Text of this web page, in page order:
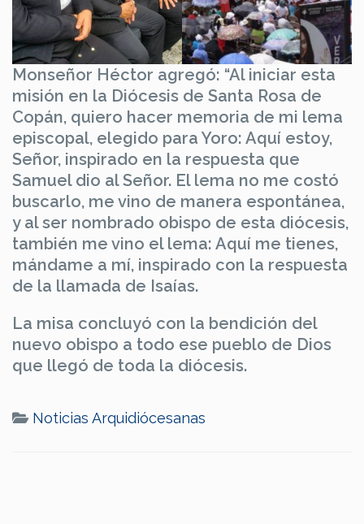
Monseñor Héctor agregó: “Al iniciar esta
misión en la Diócesis de Santa Rosa de
Copán, quiero hacer memoria de mi lema
episcopal, elegido para Yoro: Aquí estoy,
Señor, inspirado en la respuesta que
Samuel dio al Señor. El lema no me costó
buscarlo, me vino de manera espontánea,
y al ser nombrado obispo de esta diócesis,
también me vino el lema: Aquí me tienes,
mándame a mí, inspirado con la respuesta
de la llamada de Isaías.
La misa concluyó con la bendición del
nuevo obispo a todo ese pueblo de Dios
que llegó de toda la diócesis.
Noticias Arquidiócesanas